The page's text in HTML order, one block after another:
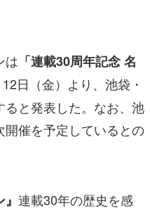
は 「連載30周年記念 名
日（金）より、池袋・
と発表した。なお、池
催を予定しているとの
連載30年の歴史を感